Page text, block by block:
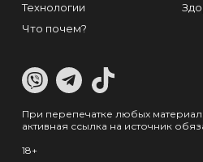
Технологии
Что почем?
При перепечатке любых
активная ссылка на источник
18+